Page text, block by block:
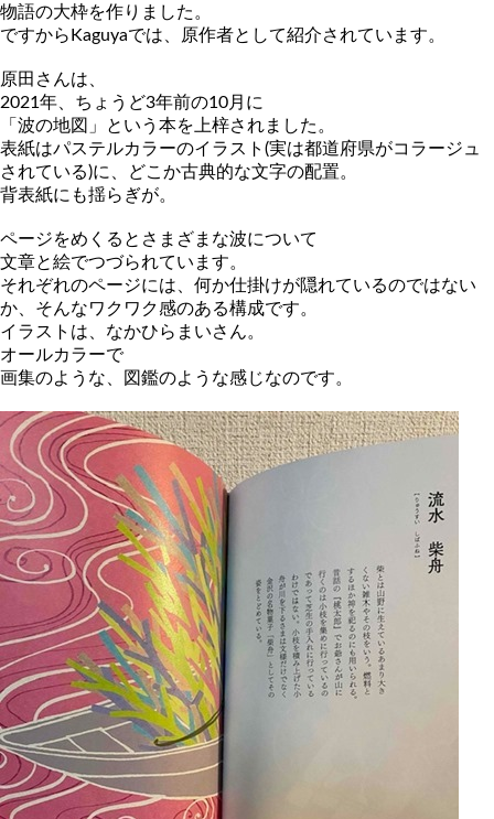
物語の大枠を作りました。
ですからKaguyaでは、原作者として紹介されています。
原田さんは、
2021年、ちょうど3年前の10月に
「波の地図」という本を上梓されました。
表紙はパステルカラーのイラスト(実は都道府県がコラージュ
されている)に、どこか古典的な文字の配置。
背表紙にも揺らぎが。
ページをめくるとさまざまな波について
文章と絵でつづられています。
それぞれのページには、何か仕掛けが隠れているのではない
か、そんなワクワク感のある構成です。
イラストは、なかひらまいさん。
オールカラーで
画集のような、図鑑のような感じなのです。